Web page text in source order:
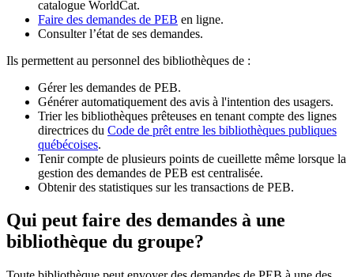
catalogue WorldCat.
Faire des demandes de PEB en ligne.
Consulter l’état de ses demandes.
Ils permettent au personnel des bibliothèques de :
Gérer les demandes de PEB.
Générer automatiquement des avis à l'intention des usagers.
Trier les bibliothèques prêteuses en tenant compte des lignes
directrices du Code de prêt entre les bibliothèques publiques
québécoises.
Tenir compte de plusieurs points de cueillette même lorsque la
gestion des demandes de PEB est centralisée.
Obtenir des statistiques sur les transactions de PEB.
Qui peut faire des demandes à une
bibliothèque du groupe?